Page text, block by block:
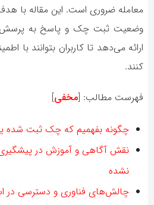
معامله ضروری است. این مقاله با
وضعیت ثبت چک و پاسخ به
ارائه می‌دهد تا کاربران بتوانند با
کنند.
فهرست مطالب: [مخفی]
چگونه بفهمیم که چک ثبت شده
نقش آگاهی و آموزش در
نشده
چالش‌های فناوری و دسترسی در